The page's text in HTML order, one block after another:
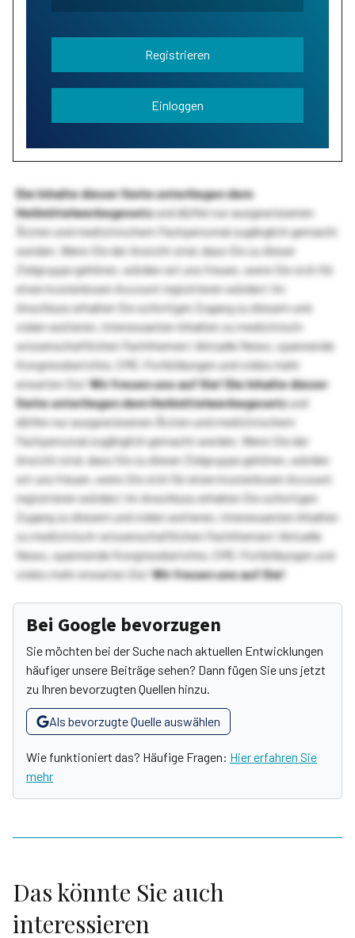
Registrieren
Einloggen
Die Inhalte dieser Seite unterliegen dem
Heilmittelwerbegesetzund dürfen nur ausgewiesenen
Ärzten und medizinischem Fachpersonal zugänglich gemacht
werden. Wenn Sie der Ansicht sind, dass Sie zu dieser
Zielgruppe gehören, würden wir uns freuen, wenn Sie sich für
einen kostenlosen Account registrieren würden! Im
Anschluss erhalten Sie sofortigen Zugang zu diesem und
vielen weiteren, interessanten Inhalten zu medizinisch-
wissenschaftlichen Fachthemen! Aktuelle News, spannende
Kongressberichte, CME-Fortbildungen und vieles mehr
erwarten Sie!Wir freuen uns auf Sie!Die Inhalte dieser
Seite unterliegen dem Heilmittelwerbegesetzund
dürfen nur ausgewiesenen Ärzten und medizinischem
Fachpersonal zugänglich gemacht werden. Wenn Sie der
Ansicht sind, dass Sie zu dieser Zielgruppe gehören, würden
wir uns freuen, wenn Sie sich für einen kostenlosen Account
registrieren würden! Im Anschluss erhalten Sie sofortigen
Zugang zu diesem und vielen weiteren, interessanten Inhalten
zu medizinisch-wissenschaftlichen Fachthemen! Aktuelle
News, spannende Kongressberichte, CME-Fortbildungen und
vieles mehr erwarten Sie!Wir freuen uns auf Sie!
Bei Google bevorzugen
Sie möchten bei der Suche nach aktuellen Entwicklungen
häufiger unsere Beiträge sehen? Dann fügen Sie uns jetzt
zu Ihren bevorzugten Quellen hinzu.
Als bevorzugte Quelle auswählen
Wie funktioniert das? Häufige Fragen: Hier erfahren Sie
mehr
Das könnte Sie auch
interessieren